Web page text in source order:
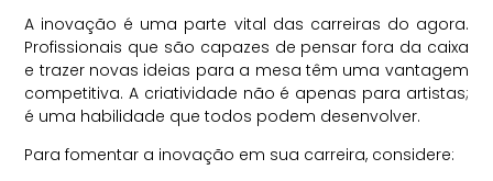
A inovação é uma parte vital das carreiras do agora.
Profissionais que são capazes de pensar fora da caixa
e trazer novas ideias para a mesa têm uma vantagem
competitiva. A criatividade não é apenas para artistas;
é uma habilidade que todos podem desenvolver.
Para fomentar a inovação em sua carreira, considere: